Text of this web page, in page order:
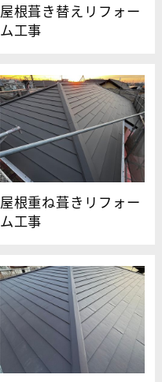
屋根葺き替えリフォー
ム工事
屋根重ね葺きリフォー
ム工事